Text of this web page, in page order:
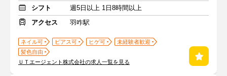
シフト
週5日以上 1日8時間以上
アクセス
羽咋駅
ネイル可 ピアス可 ヒゲ可
未経験者歓迎
髪色自由
ＵＴエージェント株式会社の求人一覧を見る